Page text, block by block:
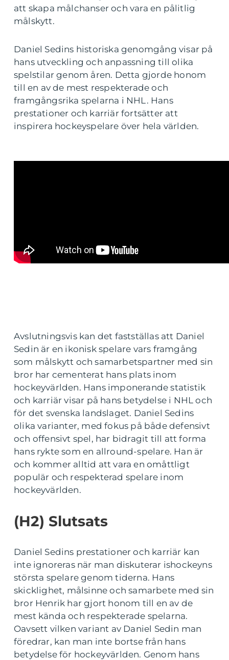
att skapa målchanser och vara en pålitlig
målskytt.
Daniel Sedins historiska genomgång visar på
hans utveckling och anpassning till olika
spelstilar genom åren. Detta gjorde honom
till en av de mest respekterade och
framgångsrika spelarna i NHL. Hans
prestationer och karriär fortsätter att
inspirera hockeyspelare över hela världen.
Avslutningsvis kan det fastställas att Daniel
Sedin är en ikonisk spelare vars framgång
som målskytt och samarbetspartner med sin
bror har cementerat hans plats inom
hockeyvärlden. Hans imponerande statistik
och karriär visar på hans betydelse i NHL och
för det svenska landslaget. Daniel Sedins
olika varianter, med fokus på både defensivt
och offensivt spel, har bidragit till att forma
hans rykte som en allround-spelare. Han är
och kommer alltid att vara en omåttligt
populär och respekterad spelare inom
hockeyvärlden.
(H2) Slutsats
Daniel Sedins prestationer och karriär kan
inte ignoreras när man diskuterar ishockeyns
största spelare genom tiderna. Hans
skicklighet, målsinne och samarbete med sin
bror Henrik har gjort honom till en av de
mest kända och respekterade spelarna.
Oavsett vilken variant av Daniel Sedin man
föredrar, kan man inte bortse från hans
betydelse för hockeyvärlden. Genom hans